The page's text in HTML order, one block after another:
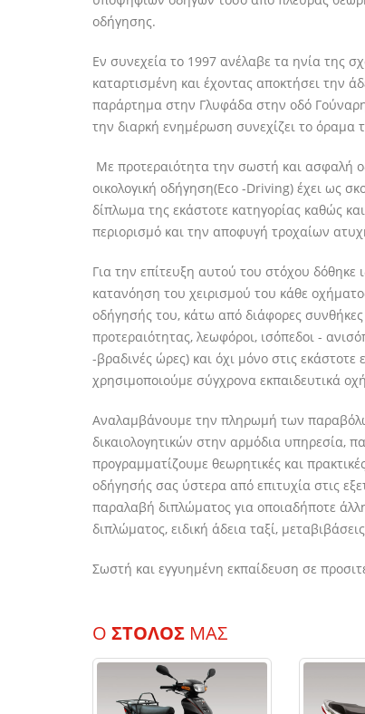
οδήγησης.
Εν συνεχεία το 1997 ανέλαβε τα ηνία της
καταρτισμένη και έχοντας αποκτήσει την
παράρτημα στην Γλυφάδα στην οδό
την διαρκή ενημέρωση συνεχίζει το όραμα
Με προτεραιότητα την σωστή και ασφαλή
οικολογική οδήγηση(Eco -Driving) έχει ως
δίπλωμα της εκάστοτε κατηγορίας καθώς
περιορισμό και την αποφυγή τροχαίων
Για την επίτευξη αυτού του στόχου
κατανόηση του χειρισμού του κάθε
οδήγησής του, κάτω από διάφορες συνθήκες
προτεραιότητας, λεωφόροι, ισόπεδοι -
-βραδινές ώρες) και όχι μόνο στις εκάστοτε
χρησιμοποιούμε σύγχρονα εκπαιδευτικά
Αναλαμβάνουμε την πληρωμή των
δικαιολογητικών στην αρμόδια υπηρεσία,
προγραμματίζουμε θεωρητικές και
οδήγησής σας ύστερα από επιτυχία στις
παραλαβή διπλώματος για οποιαδήποτε
διπλώματος, ειδική άδεια ταξί,
Σωστή και εγγυημένη εκπαίδευση σε
Ο ΣΤΟΛΟΣ ΜΑΣ